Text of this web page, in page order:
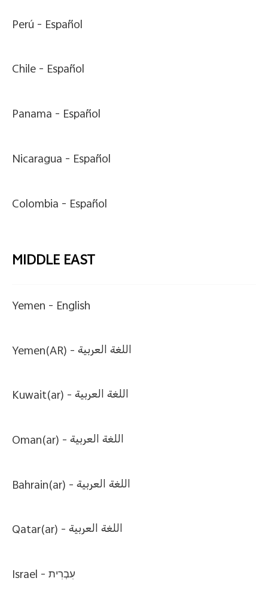
Perú - Español
Chile - Español
Panama - Español
Nicaragua - Español
Colombia - Español
MIDDLE EAST
Yemen - English
Yemen(AR) -اللغة العربية
Kuwait(ar) -اللغة العربية
Oman(ar) -اللغة العربية
Bahrain(ar) -اللغة العربية
Qatar(ar) -اللغة العربية
Israel -עִבְרִית